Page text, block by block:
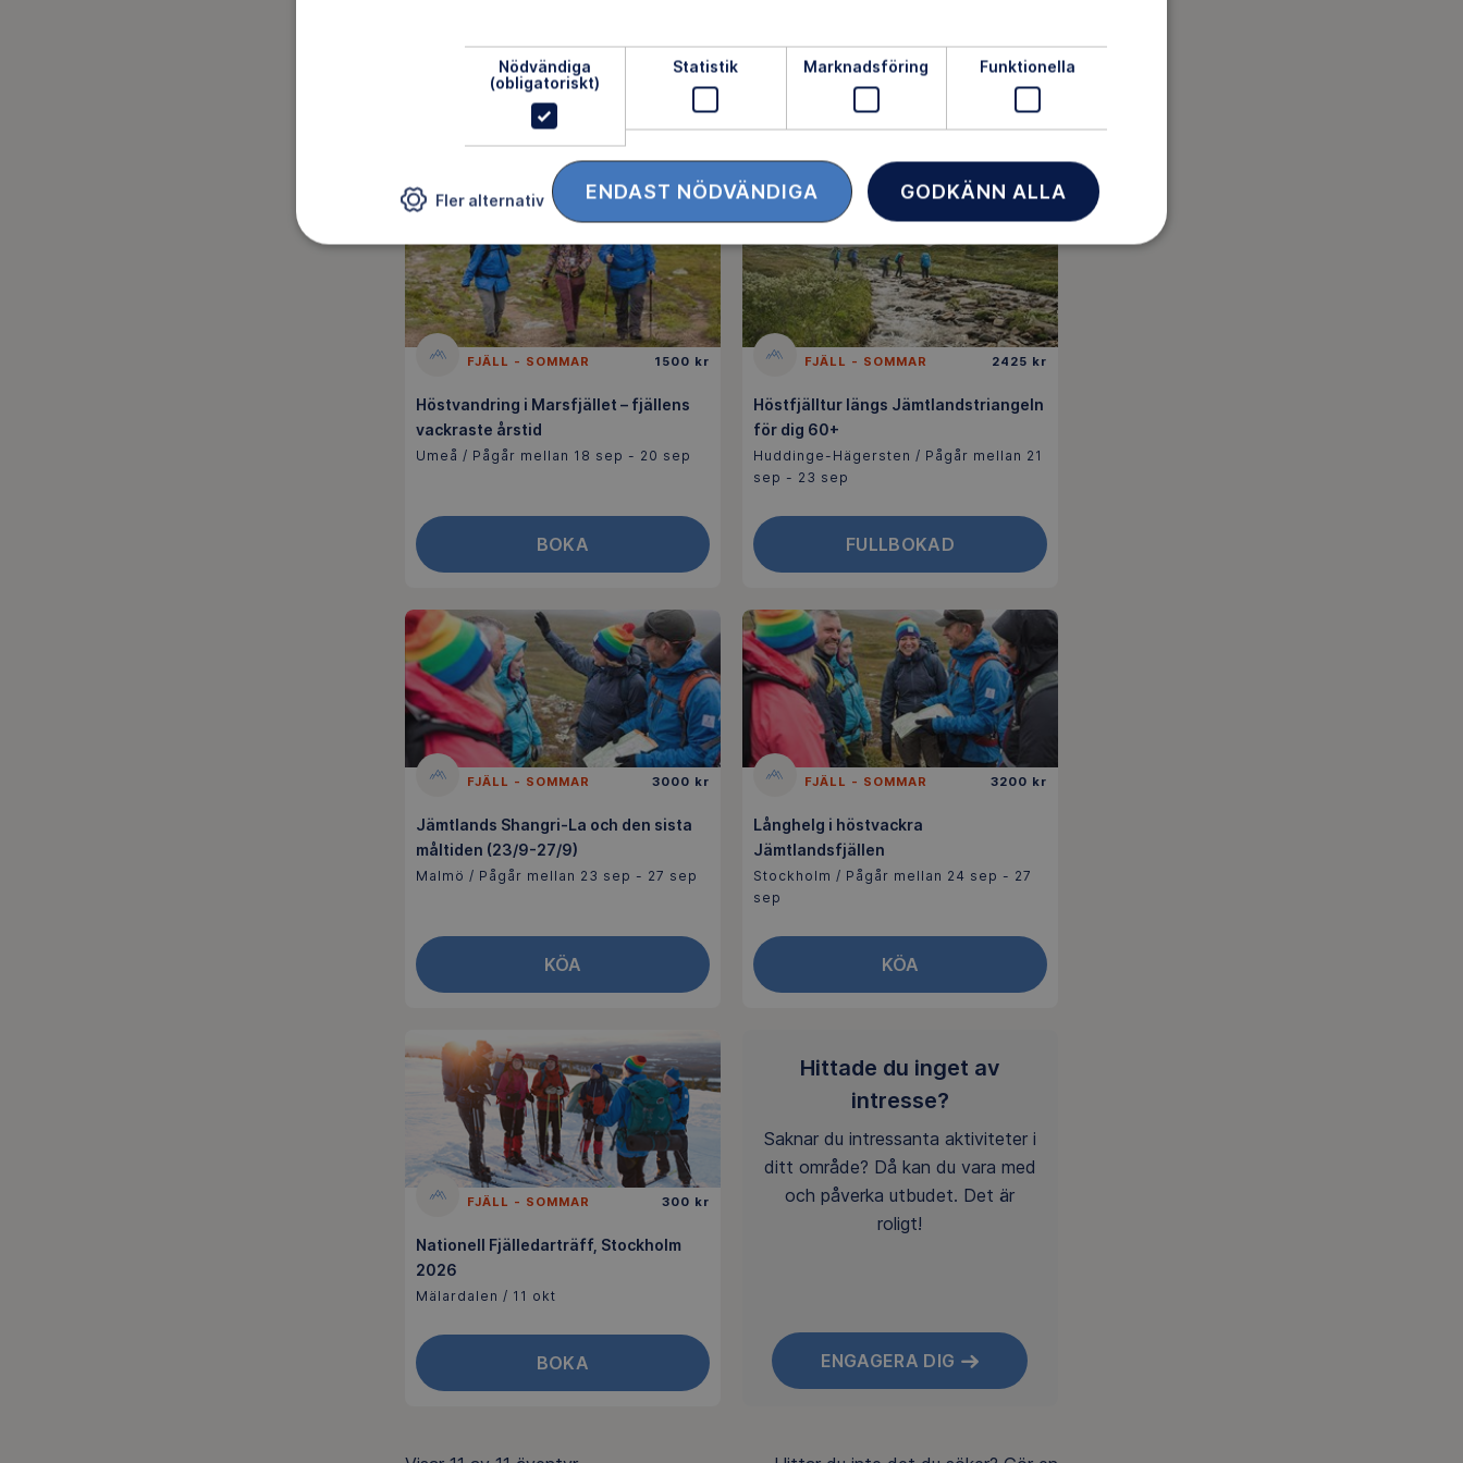
REGISTRERING STÄNGD FULLBOKAD
FJÄLL - SOMMAR 1500 kr
Höstvandring i Marsfjället – fjällens
vackraste årstid
Umeå / Pågår mellan 18 sep - 20 sep
BOKA
FJÄLL - SOMMAR 2425 kr
Höstfjälltur längs Jämtlandstriangeln
för dig 60+
Huddinge-Hägersten / Pågår mellan 21
sep - 23 sep
FULLBOKAD
FJÄLL - SOMMAR 3000 kr
Jämtlands Shangri-La och den sista
måltiden (23/9-27/9)
Malmö / Pågår mellan 23 sep - 27 sep
KÖA
FJÄLL - SOMMAR 3200 kr
Långhelg i höstvackra
Jämtlandsfjällen
Stockholm / Pågår mellan 24 sep - 27
sep
KÖA
FJÄLL - SOMMAR 300 kr
Nationell Fjälledarträff, Stockholm
2026
Mälardalen / 11 okt
BOKA
Hittade du inget av
intresse?
Saknar du intressanta aktiviteter i
ditt område? Då kan du vara med
och påverka utbudet. Det är
roligt!
ENGAGERA DIG
Nödvändiga
(obligatoriskt)
Statistik Marknadsföring Funktionella
GODKÄNN ALLA
ENDAST NÖDVÄNDIGA
Fler alternativ